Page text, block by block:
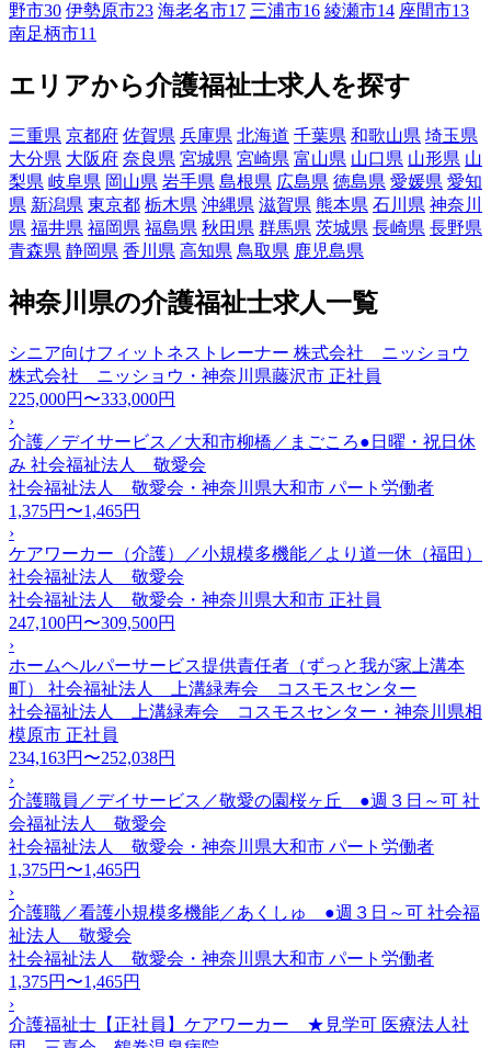
野市30 伊勢原市23 海老名市17 三浦市16 綾瀬市14 座間市13
南足柄市11
エリアから介護福祉士求人を探す
三重県 京都府 佐賀県 兵庫県 北海道 千葉県 和歌山県 埼玉県
大分県 大阪府 奈良県 宮城県 宮崎県 富山県 山口県 山形県 山
梨県 岐阜県 岡山県 岩手県 島根県 広島県 徳島県 愛媛県 愛知
県 新潟県 東京都 栃木県 沖縄県 滋賀県 熊本県 石川県 神奈川
県 福井県 福岡県 福島県 秋田県 群馬県 茨城県 長崎県 長野県
青森県 静岡県 香川県 高知県 鳥取県 鹿児島県
神奈川県の介護福祉士求人一覧
シニア向けフィットネストレーナー 株式会社 ニッショウ
株式会社 ニッショウ・神奈川県藤沢市 正社員
225,000円〜333,000円
›
介護／デイサービス／大和市柳橋／まごころ●日曜・祝日休
み 社会福祉法人 敬愛会
社会福祉法人 敬愛会・神奈川県大和市 パート労働者
1,375円〜1,465円
›
ケアワーカー（介護）／小規模多機能／より道一休（福田）
社会福祉法人 敬愛会
社会福祉法人 敬愛会・神奈川県大和市 正社員
247,100円〜309,500円
›
ホームヘルパーサービス提供責任者（ずっと我が家上溝本
町） 社会福祉法人 上溝緑寿会 コスモスセンター
社会福祉法人 上溝緑寿会 コスモスセンター・神奈川県相
模原市 正社員
234,163円〜252,038円
›
介護職員／デイサービス／敬愛の園桜ヶ丘 ●週３日～可 社
会福祉法人 敬愛会
社会福祉法人 敬愛会・神奈川県大和市 パート労働者
1,375円〜1,465円
›
介護職／看護小規模多機能／あくしゅ ●週３日～可 社会福
祉法人 敬愛会
社会福祉法人 敬愛会・神奈川県大和市 パート労働者
1,375円〜1,465円
›
介護福祉士【正社員】ケアワーカー ★見学可 医療法人社